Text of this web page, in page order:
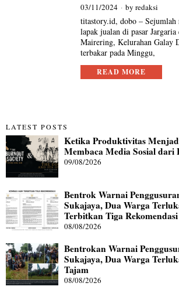
03/11/2024 byredaksi
titastory.id, dobo – Sejumlah
lapak jualan di pasar
Mairering, Kelurahan Galay
terbakar pada Minggu,
READ MORE
LATEST POSTS
Ketika Produktivitas
Membaca Media Sosial
09/08/2026
Bentrok Warnai
Sukajaya, Dua Warga
Terbitkan Tiga Rekomendasi
08/08/2026
Bentrokan Warnai
Sukajaya, Dua Warga
Tajam
08/08/2026